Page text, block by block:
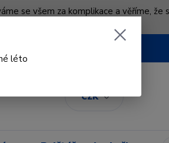
se všem za komplikace a věříme, že
CZK
léto